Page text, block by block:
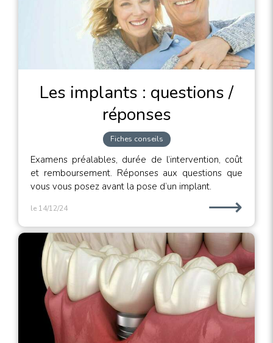
Les implants : questions /
réponses
Fiches conseils
Examens préalables, durée de l’intervention, coût
et remboursement. Réponses aux questions que
vous vous posez avant la pose d’un implant.
le 14/12/24 ⟶